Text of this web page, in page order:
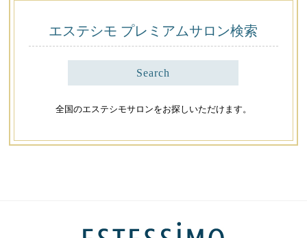
エステシモ プレミアムサロン検索
Search
全国のエステシモサロンをお探しいただけます。